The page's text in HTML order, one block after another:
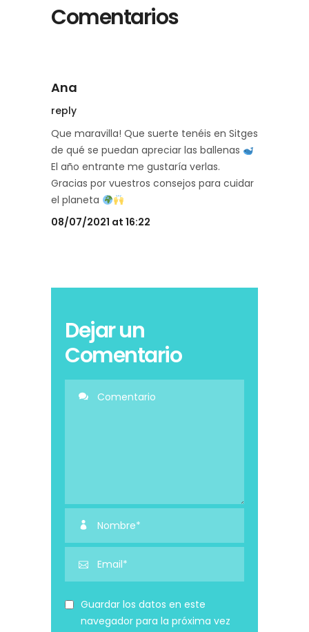
Comentarios
Ana
reply
Que maravilla! Que suerte tenéis en Sitges
de qué se puedan apreciar las ballenas
El año entrante me gustaría verlas.
Gracias por vuestros consejos para cuidar
el planeta
08/07/2021 at 16:22
Dejar un
Comentario
Guardar los datos en este
navegador para la próxima vez